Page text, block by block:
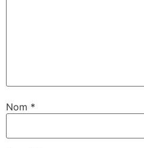
Nom *